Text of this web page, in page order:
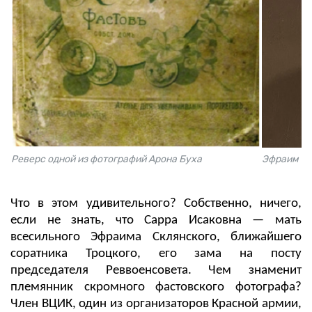
Реверс одной из фотографий Арона Буха Эфраим
Что в этом удивительного? Собственно, ничего,
если не знать, что Сарра Исаковна — мать
всесильного Эфраима Склянского, ближайшего
соратника Троцкого, его зама на посту
председателя Реввоенсовета. Чем знаменит
племянник скромного фастовского фотографа?
Член ВЦИК, один из организаторов Красной армии,